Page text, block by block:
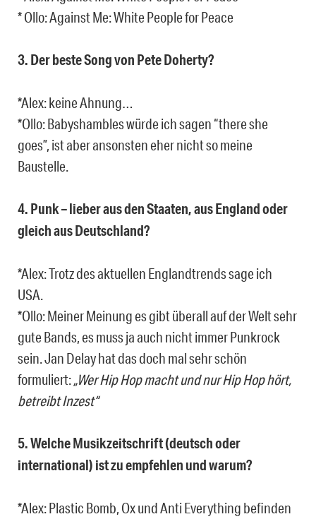
* Ollo: Against Me: White People for Peace
3. Der beste Song von Pete Doherty?
*Alex: keine Ahnung…
*Ollo: Babyshambles würde ich sagen “there she
goes”, ist aber ansonsten eher nicht so meine
Baustelle.
4. Punk – lieber aus den Staaten, aus England oder
gleich aus Deutschland?
*Alex: Trotz des aktuellen Englandtrends sage ich
USA.
*Ollo: Meiner Meinung es gibt überall auf der Welt sehr
gute Bands, es muss ja auch nicht immer Punkrock
sein. Jan Delay hat das doch mal sehr schön
formuliert:„Wer Hip Hop macht und nur Hip Hop hört,
betreibt Inzest“
5. Welche Musikzeitschrift (deutsch oder
international) ist zu empfehlen und warum?
*Alex: Plastic Bomb, Ox und Anti Everything befinden